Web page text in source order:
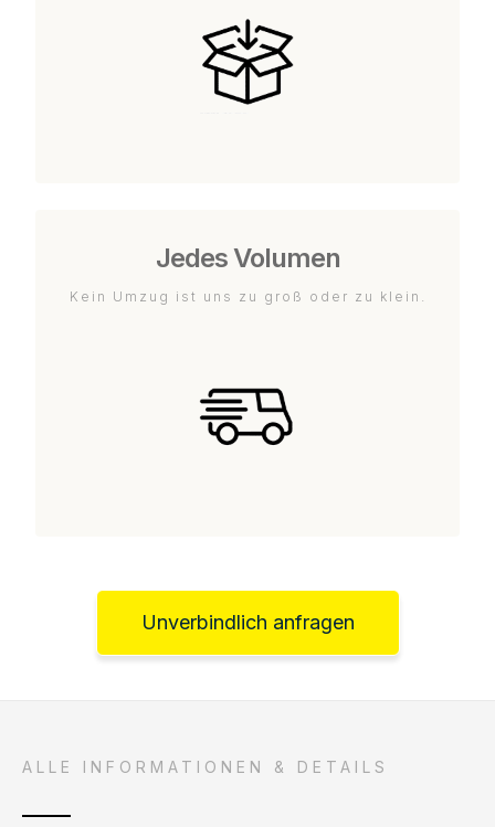
Jedes Volumen
Kein Umzug ist uns zu groß oder zu klein.
Unverbindlich anfragen
ALLE INFORMATIONEN & DETAILS